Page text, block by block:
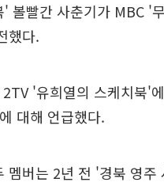
볼빨간 사춘기가 MBC '
했다.
'유희열의 스케치북'
대해 언급했다.
멤버는 2년 전 '경북 영